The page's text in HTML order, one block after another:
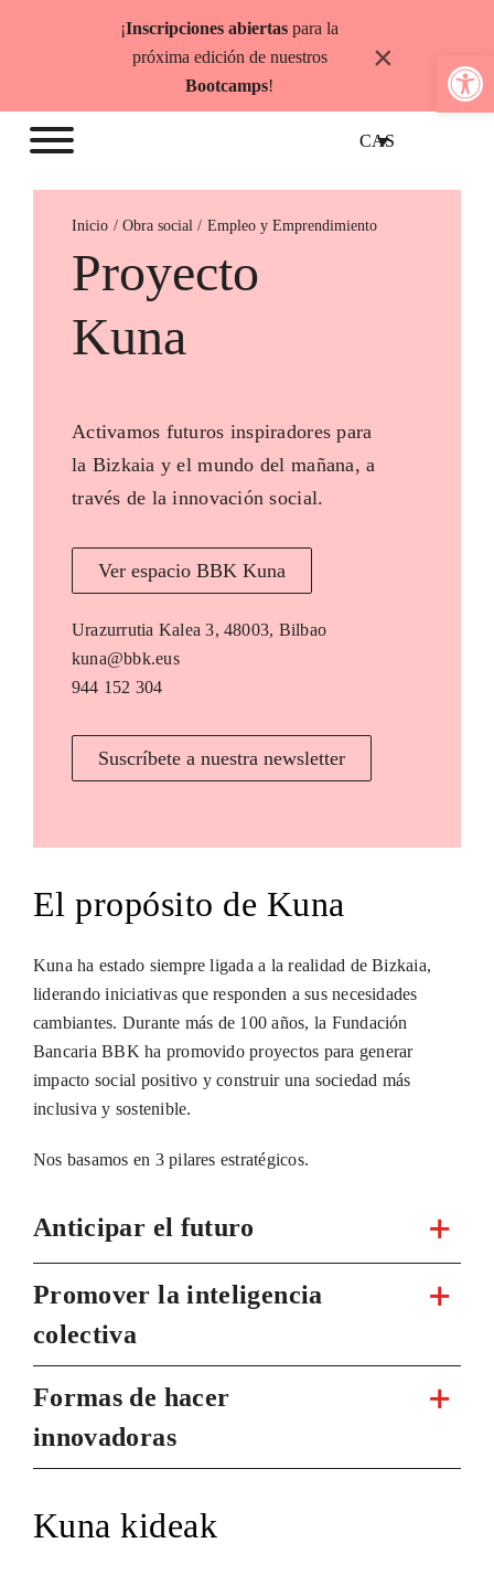
Abrir
¡Inscripciones abiertas para la
próxima edición de nuestros
Bootcamps!
×
CAS
Inicio Empleo y Emprendimiento
Proyecto
Kuna
Activamos futuros inspiradores para
la Bizkaia y el mundo del mañana, a
través de la innovación social.
Ver espacio BBK Kuna
Urazurrutia Kalea 3, 48003, Bilbao
kuna@bbk.eus
944 152 304
Suscríbete a nuestra newsletter
El propósito de Kuna
Kuna ha estado siempre ligada a la realidad de Bizkaia,
liderando iniciativas que responden a sus necesidades
cambiantes. Durante más de 100 años, la Fundación
Bancaria BBK ha promovido proyectos para generar
impacto social positivo y construir una sociedad más
inclusiva y sostenible.
Nos basamos en 3 pilares estratégicos.
Anticipar el futuro
Promover la inteligencia
colectiva
Formas de hacer
innovadoras
Kuna kideak